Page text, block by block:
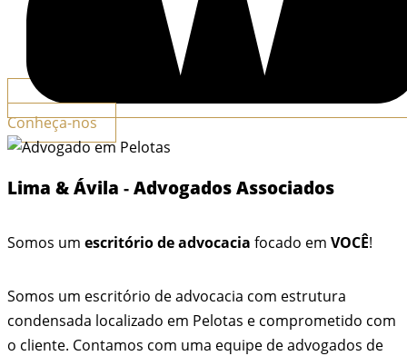
Conheça-nos
Lima & Ávila - Advogados Associados
Somos um escritório de advocacia focado em VOCÊ!
Somos um escritório de advocacia com estrutura
condensada localizado em Pelotas e comprometido com
o cliente. Contamos com uma equipe de advogados de